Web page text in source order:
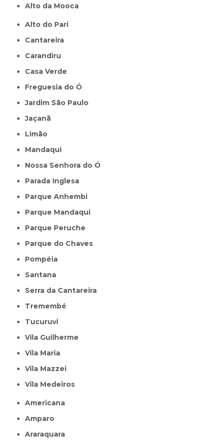
Alto da Mooca
Alto do Pari
Cantareira
Carandiru
Casa Verde
Freguesia do Ó
Jardim São Paulo
Jaçanã
Limão
Mandaqui
Nossa Senhora do Ó
Parada Inglesa
Parque Anhembi
Parque Mandaqui
Parque Peruche
Parque do Chaves
Pompéia
Santana
Serra da Cantareira
Tremembé
Tucuruvi
Vila Guilherme
Vila Maria
Vila Mazzei
Vila Medeiros
Americana
Amparo
Araraquara